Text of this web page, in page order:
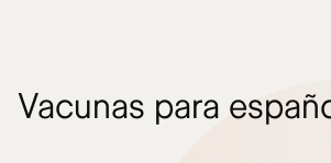
Vacunas para